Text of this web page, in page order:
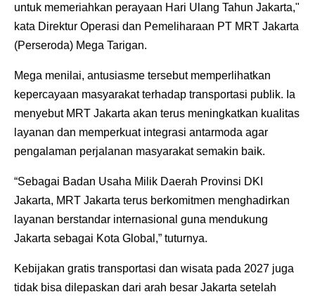
untuk memeriahkan perayaan Hari Ulang Tahun Jakarta,"
kata Direktur Operasi dan Pemeliharaan PT MRT Jakarta
(Perseroda) Mega Tarigan.
Mega menilai, antusiasme tersebut memperlihatkan
kepercayaan masyarakat terhadap transportasi publik. Ia
menyebut MRT Jakarta akan terus meningkatkan kualitas
layanan dan memperkuat integrasi antarmoda agar
pengalaman perjalanan masyarakat semakin baik.
“Sebagai Badan Usaha Milik Daerah Provinsi DKI
Jakarta, MRT Jakarta terus berkomitmen menghadirkan
layanan berstandar internasional guna mendukung
Jakarta sebagai Kota Global,” tuturnya.
Kebijakan gratis transportasi dan wisata pada 2027 juga
tidak bisa dilepaskan dari arah besar Jakarta setelah